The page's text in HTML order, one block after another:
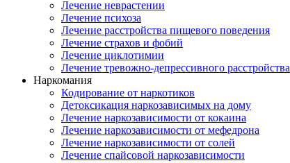
Лечение неврастении
Лечение психоза
Лечение расстройства пищевого поведения
Лечение страхов и фобий
Лечение циклотимии
Лечение тревожно-депрессивного расстройства
Наркомания
Кодирование от наркотиков
Детоксикация наркозависимых на дому
Лечение наркозависимости от кокаина
Лечение наркозависимости от мефедрона
Лечение наркозависимости от солей
Лечение спайсовой наркозависимости